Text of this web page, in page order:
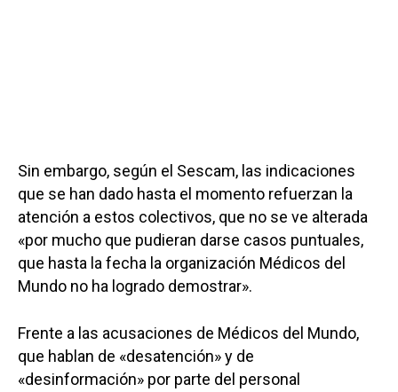
Sin embargo, según el Sescam, las indicaciones
que se han dado hasta el momento refuerzan la
atención a estos colectivos, que no se ve alterada
«por mucho que pudieran darse casos puntuales,
que hasta la fecha la organización Médicos del
Mundo no ha logrado demostrar».
Frente a las acusaciones de Médicos del Mundo,
que hablan de «desatención» y de
«desinformación» por parte del personal